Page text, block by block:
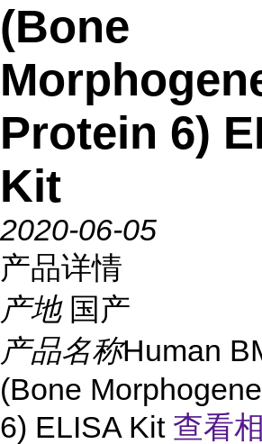
(Bone
Protein 6)
Kit
2020-06-05
产品详情
产地 国产
产品名称Human
(Bone
6) ELISA Kit 查看